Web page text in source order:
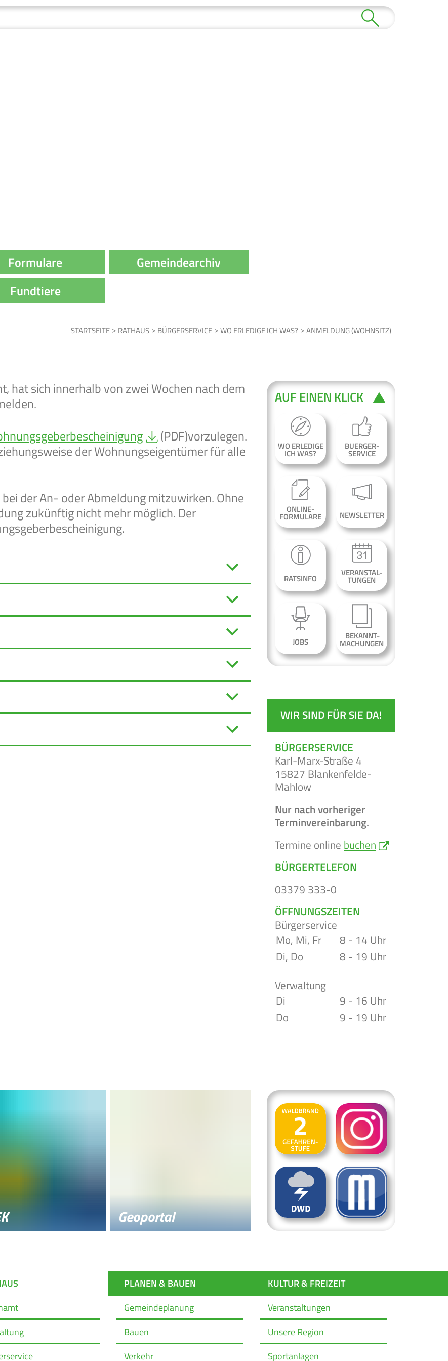
Formulare
Gemeindearchiv
Fundtiere
RATHAUS BÜRGERSERVICE WO ERLEDIGE ICH WAS? ANMELDUNG (WOHNSITZ)
hat sich innerhalb von zwei Wochen nach dem
(PDF)vorzulegen.
der Wohnungseigentümer für alle
der An- oder Abmeldung mitzuwirken. Ohne
zukünftig nicht mehr möglich. Der
AUF EINEN KLICK
WO ERLEDIGE
ICH WAS?
BUERGER-
SERVICE
ONLINE-
FORMULARE NEWSLETTER
RATSINFO VERANSTAL-
TUNGEN
JOBS BEKANNT-
MACHUNGEN
WIR SIND FÜR SIE DA!
BÜRGERSERVICE
Karl-Marx-Straße 4
15827 Blankenfelde-
Mahlow
Nur nach vorheriger
Terminvereinbarung.
Termine online buchen
BÜRGERTELEFON
03379 333-0
ÖFFNUNGSZEITEN
Bürgerservice
Mo, Mi, Fr
8 - 14 Uhr
Di, Do
8 - 19 Uhr
Verwaltung
Di
9 - 16 Uhr
Do
9 - 19 Uhr
Geoportal
PLANEN & BAUEN
Gemeindeplanung
Bauen
Verkehr
KULTUR & FREIZEIT
Veranstaltungen
Unsere Region
Sportanlagen